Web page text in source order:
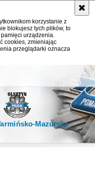
korzystanie z
blokujesz tych plików, to
urządzenia.
cookies, zmieniając
przeglądarki oznacza
Mazurska